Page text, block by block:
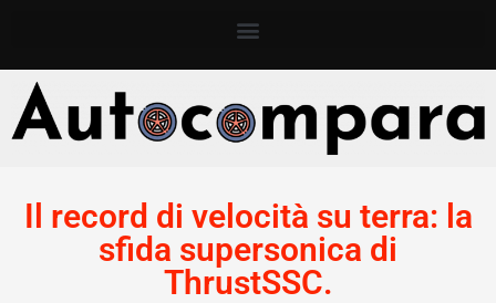
Il record di velocità su terra: la
sfida supersonica di
ThrustSSC.